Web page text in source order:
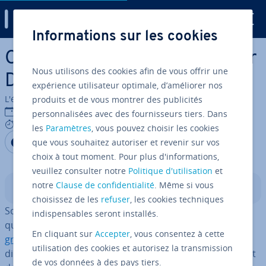
Aller au contenu principal
Comment changer de serveur
DNS sous Debian ?
L'équipe édi­to­riale IONOS
08/08/2023
5 mins
Partager sur Facebook
Partager sur Twitter
Partager sur LinkedIn
Sommaire
Sous Debian, vous pouvez changer le serveur
quelques simples commandes ou via l’
graphique uti­li­sa­teur (GIU). Effectuer les mo­di­fi­ca­tions
di­rec­te­ment dans le routeur Internet permet également
Informations sur les cookies
Nous utilisons des cookies afin de vous offrir une
expérience utilisateur optimale, d’améliorer nos
produits et de vous montrer des publicités
personnalisées avec des fournisseurs tiers. Dans
les Paramètres, vous pouvez choisir les cookies
que vous souhaitez autoriser et revenir sur vos
choix à tout moment. Pour plus d'informations,
veuillez consulter notre Politique d'utilisation et
notreClause de confidentialité. Même si vous
choisissez de les refuser, les cookies techniques
indispensables seront installés.
En cliquant surAccepter, vous consentez à cette
utilisation des cookies et autorisez la transmission
de vos données à des pays tiers.